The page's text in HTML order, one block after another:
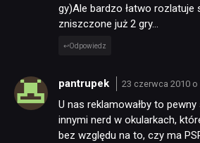
gy)Ale bardzo łatwo rozlatuje
zniszczone już 2 gry…
Odpowiedz
pantrupek 23 czerwca 2010 o
U nas reklamowałby to
innymi nerd w okularkach,
bez względu na to, czy ma